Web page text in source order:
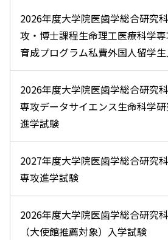
2026年度大学院医歯学総合研究
攻・博士課程生命理工医療科学
育成プログラム私費外国人留学
2026年度大学院医歯学総合研究
専攻データサイエンス生命科学
進学試験
2027年度大学院医歯学総合研究
専攻進学試験
2026年度大学院医歯学総合研究
（大使館推薦対象）入学試験